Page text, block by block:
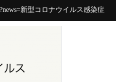
新型コロナウイルス感染症